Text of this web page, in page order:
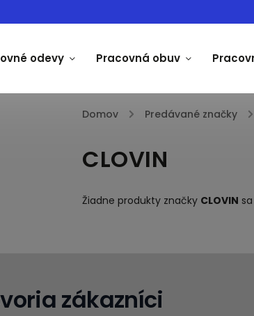
odevy Pracovná obuv
Domov / Predávané značky /
CLOVIN
Žiadne produkty značky CLOVIN
zákazníci